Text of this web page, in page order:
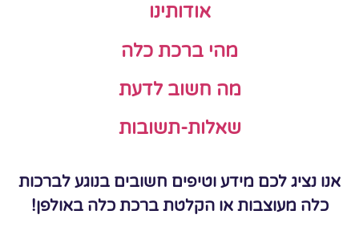
אודותינו
מהי ברכת כלה
מה חשוב לדעת
שאלות-תשובות
אנו נציג לכם מידע וטיפים חשובים בנוגע לברכות
כלה מעוצבות או הקלטת ברכת כלה באולפן!